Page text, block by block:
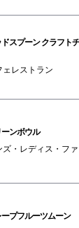
駐輪場(南
ドスプーン クラフト
ェレストラン
ーンボウル
ズ・レディス・フ
ープフルーツムーン